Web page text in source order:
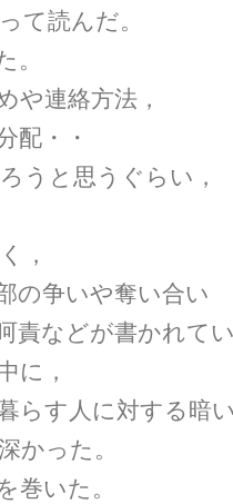
て読んだ。
。
や連絡方法，
配・・
うと思うぐらい，
，
の争いや奪い合い
責などが書かれてい
に，
らす人に対する暗
かった。
巻いた。